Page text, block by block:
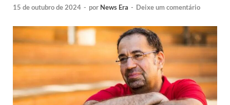
15 de outubro de 2024 - por News Era - Deixe um comentário